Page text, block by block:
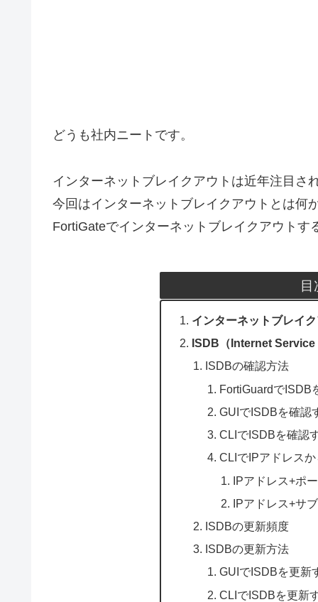
どうも社内ニートです。
インターネットブレイクアウトは近年注目さ
今回はインターネットブレイクアウトとは何
FortiGateでインターネットブレイクアウトす
目
インターネットブレイ
ISDB（Internet
ISDBの確認方法
FortiGuardでISDB
GUIでISDBを確認
CLIでISDBを確認
CLIでIPアドレス
IPアドレス+ポ
IPアドレス+サ
ISDBの更新頻度
ISDBの更新方法
GUIでISDBを更新
CLIでISDBを更新